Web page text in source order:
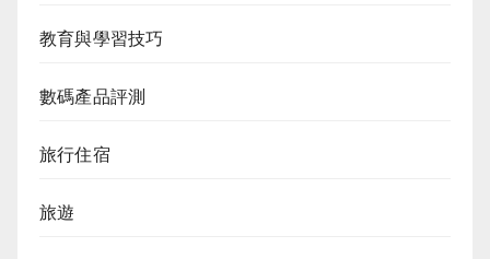
教育與學習技巧
數碼產品評測
旅行住宿
旅遊